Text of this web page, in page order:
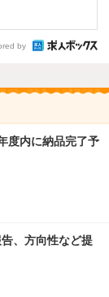
by
度内に納品完了予
、方向性など提